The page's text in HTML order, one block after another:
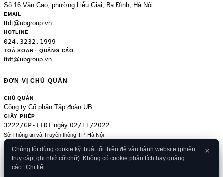
Số 16 Văn Cao, phường Liễu Giai, Ba Đình, Hà Nội
EMAIL
ttdt@ubgroup.vn
HOTLINE
024.3232.1999
TOÀ SOẠN · QUẢNG CÁO
ttdt@ubgroup.vn
ĐƠN VỊ CHỦ QUẢN
CHỦ QUẢN
Công ty Cổ phần Tập đoàn UB
GIẤY PHÉP
3222/GP-TTĐT ngày 02/11/2022
Sở Thông tin và Truyền thông TP. Hà Nội
Sửa đổi của 2489/GP-TTĐT ngày 24/8/2020
ĐKKD
0106080414· cấp09/01/2013
© 2026 Banker.vn
Chúng tôi dùng cookie kỹ thuật tối thiểu để vận hành website (phiên
truy cập, ghi nhớ cỡ chữ). Không có cookie phân tích hay quảng
cáo. Chi tiết